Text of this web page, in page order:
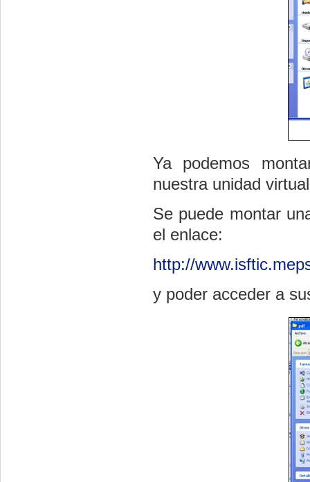
Ya podemos
nuestra unidad
Se puede montar
el enlace:
http://
y poder acceder a